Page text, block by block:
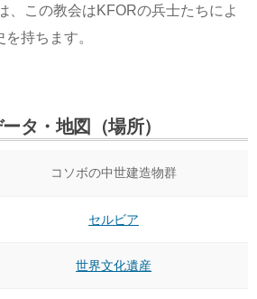
、この教会はKFORの兵士たちによ
持ちます。
タ・地図（場所）
コソボの中世建造物群
セルビア
世界文化遺産